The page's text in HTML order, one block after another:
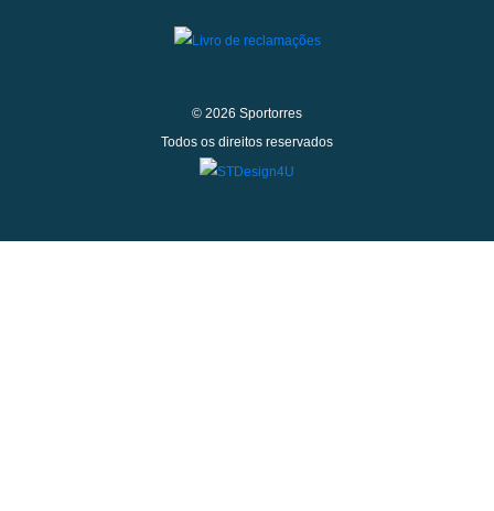
© 2026 Sportorres
Todos os direitos reservados